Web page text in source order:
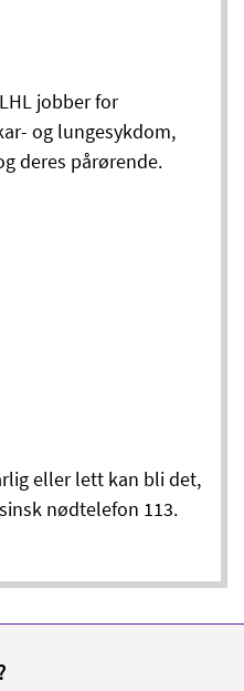
jobber for
og lungesykdom,
deres pårørende.
eller lett kan bli det,
nødtelefon 113.